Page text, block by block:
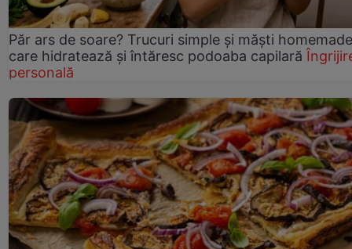
Păr ars de soare? Trucuri simple și măști homemade
care hidratează și întăresc podoaba capilară
personală